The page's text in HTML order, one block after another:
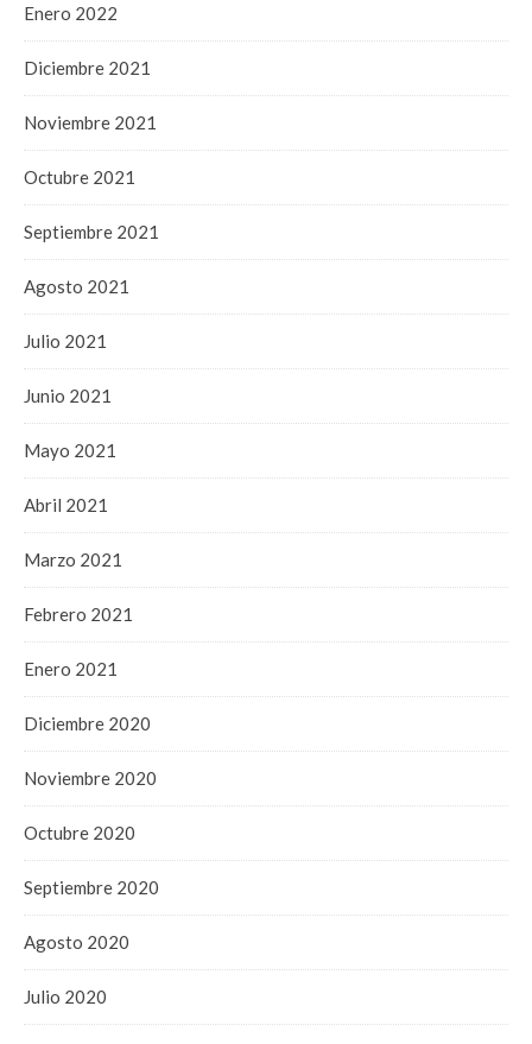
Enero 2022
Diciembre 2021
Noviembre 2021
Octubre 2021
Septiembre 2021
Agosto 2021
Julio 2021
Junio 2021
Mayo 2021
Abril 2021
Marzo 2021
Febrero 2021
Enero 2021
Diciembre 2020
Noviembre 2020
Octubre 2020
Septiembre 2020
Agosto 2020
Julio 2020